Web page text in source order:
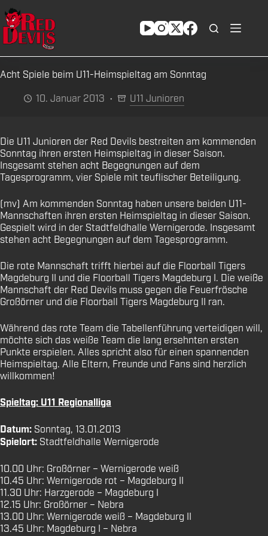
Zum
Inhalt
springen
Acht Spiele beim U11-Heimspieltag am Sonntag
10. Januar 2013
U11 Junioren
Die U11 Junioren der Red Devils bestreiten am kommenden
Sonntag ihren ersten Heimspieltag in dieser Saison.
Insgesamt stehen acht Begegnungen auf dem
Tagesprogramm, vier Spiele mit teuflischer Beteiligung.
(mv) Am kommenden Sonntag haben unsere beiden U11-
Mannschaften ihren ersten Heimspieltag in dieser Saison.
Gespielt wird in der Stadtfeldhalle Wernigerode. Insgesamt
stehen acht Begegnungen auf dem Tagesprogramm.
Die rote Mannschaft trifft hierbei auf die Floorball Tigers
Magdeburg II und die Floorball Tigers Magdeburg I. Die weiße
Mannschaft der Red Devils muss gegen die Feuerfrösche
Großörner und die Floorball Tigers Magdeburg II ran.
Während das rote Team die Tabellenführung verteidigen will,
möchte sich das weiße Team die lang ersehnten ersten
Punkte erspielen. Alles spricht also für einen spannenden
Heimspieltag. Alle Eltern, Freunde und Fans sind herzlich
willkommen!
Spieltag: U11 Regionalliga
Datum: Sonntag, 13.01.2013
Spielort: Stadtfeldhalle Wernigerode
10.00 Uhr: Großörner – Wernigerode weiß
10.45 Uhr: Wernigerode rot – Magdeburg II
11.30 Uhr: Harzgerode – Magdeburg I
12.15 Uhr: Großörner – Nebra
13.00 Uhr: Wernigerode weiß – Magdeburg II
13.45 Uhr: Magdeburg I – Nebra